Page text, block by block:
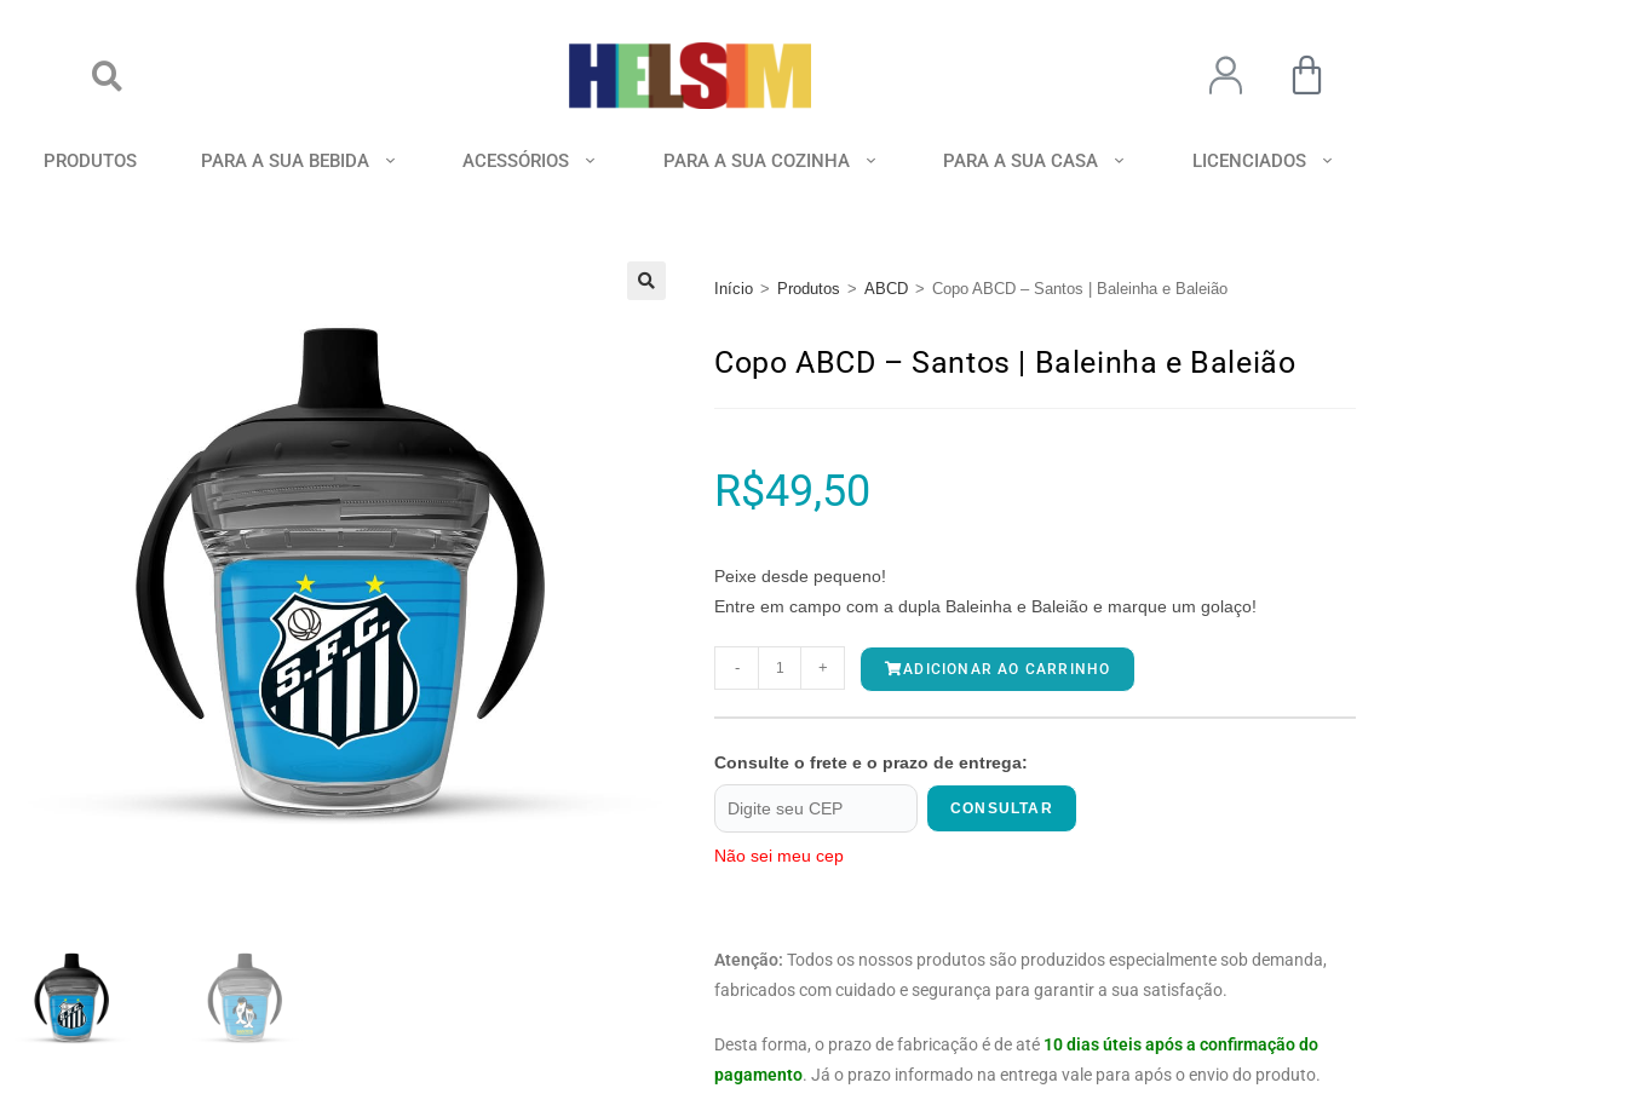
PRODUTOS PARA A SUA BEBIDA ACESSÓRIOS PARA A SUA COZINHA PARA A SUA CASA LICENCIADOS
Início > Produtos > ABCD > Copo ABCD – Santos | Baleinha e Baleião
Copo ABCD – Santos | Baleinha e Baleião
R$49,50
Peixe desde pequeno!
Entre em campo com a dupla Baleinha e Baleião e marque um golaço!
- + ADICIONAR AO CARRINHO
Consulte o frete e o prazo de entrega:
CONSULTAR
Não sei meu cep
Atenção: Todos os nossos produtos são produzidos especialmente sob demanda,
fabricados com cuidado e segurança para garantir a sua satisfação.
Desta forma, o prazo de fabricação é de até 10 dias úteis após a confirmação do
pagamento. Já o prazo informado na entrega vale para após o envio do produto.